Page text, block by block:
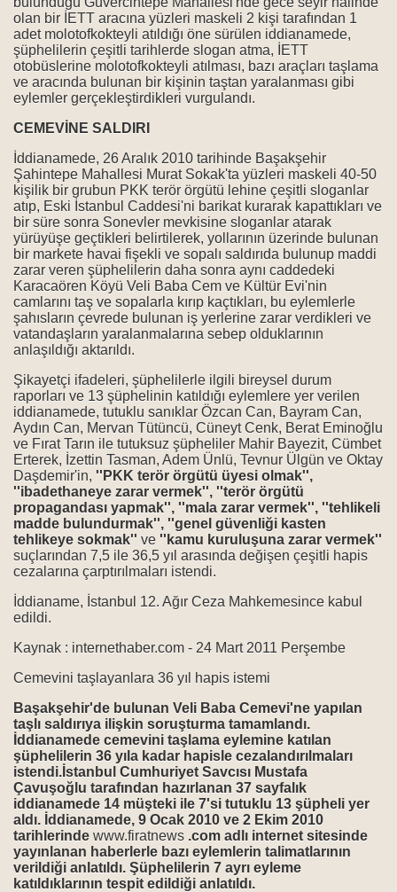
olan bir İETT aracına yüzleri maskeli 2 kişi tarafından 1
adet molotofkokteyli atıldığı öne sürülen iddianamede,
şüphelilerin çeşitli tarihlerde slogan atma, İETT
otobüslerine molotofkokteyli atılması, bazı araçları taşlama
ve aracında bulunan bir kişinin taştan yaralanması gibi
eylemler gerçekleştirdikleri vurgulandı.
CEMEVİNE SALDIRI
İddianamede, 26 Aralık 2010 tarihinde Başakşehir
Şahintepe Mahallesi Murat Sokak'ta yüzleri maskeli 40-50
kişilik bir grubun PKK terör örgütü lehine çeşitli sloganlar
atıp, Eski İstanbul Caddesi'ni barikat kurarak kapattıkları ve
bir süre sonra Sonevler mevkisine sloganlar atarak
yürüyüşe geçtikleri belirtilerek, yollarının üzerinde bulunan
bir markete havai fişekli ve sopalı saldırıda bulunup maddi
zarar veren şüphelilerin daha sonra aynı caddedeki
Karacaören Köyü Veli Baba Cem ve Kültür Evi'nin
camlarını taş ve sopalarla kırıp kaçtıkları, bu eylemlerle
şahısların çevrede bulunan iş yerlerine zarar verdikleri ve
vatandaşların yaralanmalarına sebep olduklarının
anlaşıldığı aktarıldı.
Şikayetçi ifadeleri, şüphelilerle ilgili bireysel durum
raporları ve 13 şüphelinin katıldığı eylemlere yer verilen
iddianamede, tutuklu sanıklar Özcan Can, Bayram Can,
Aydın Can, Mervan Tütüncü, Cüneyt Cenk, Berat Eminoğlu
ve Fırat Tarın ile tutuksuz şüpheliler Mahir Bayezit, Cümbet
Erterek, İzettin Tasman, Adem Ünlü, Tevnur Ülgün ve Oktay
Daşdemir'in, ''PKK terör örgütü üyesi olmak'',
''ibadethaneye zarar vermek'', ''terör örgütü
propagandası yapmak'', ''mala zarar vermek'', ''tehlikeli
madde bulundurmak'', ''genel güvenliği kasten
tehlikeye sokmak'' ve ''kamu kuruluşuna zarar vermek''
suçlarından 7,5 ile 36,5 yıl arasında değişen çeşitli hapis
cezalarına çarptırılmaları istendi.
İddianame, İstanbul 12. Ağır Ceza Mahkemesince kabul
edildi.
Kaynak : internethaber.com - 24 Mart 2011 Perşembe
Cemevini taşlayanlara 36 yıl hapis istemi
Başakşehir'de bulunan Veli Baba Cemevi'ne yapılan
taşlı saldırıya ilişkin soruşturma tamamlandı.
İddianamede cemevini taşlama eylemine katılan
şüphelilerin 36 yıla kadar hapisle cezalandırılmaları
istendi.İstanbul Cumhuriyet Savcısı Mustafa
Çavuşoğlu tarafından hazırlanan 37 sayfalık
iddianamede 14 müşteki ile 7'si tutuklu 13 şüpheli yer
aldı. İddianamede, 9 Ocak 2010 ve 2 Ekim 2010
tarihlerinde www.firatnews .com adlı internet sitesinde
yayınlanan haberlerle bazı eylemlerin talimatlarının
verildiği anlatıldı. Şüphelilerin 7 ayrı eyleme
katıldıklarının tespit edildiği anlatıldı.
kınadı
güçlerin tahriklerine prim vermeyelim
mahkemeye sevk edilmeli
deyip işten atıldı
iddiası
ediyor
dersi' skandalı
suç duyurusu
Alevi var mı?"
Dava Yok
Elektriğini de Kestiler!
Derneğe Kapatma Davası
hastalar fişlenmiş
iddianamesi hazırlandı
davası